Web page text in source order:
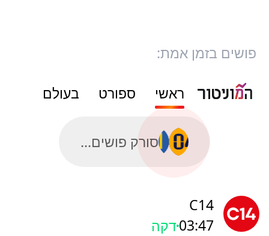
פושים בזמן אמת:
ראשי ספורט בעולם
סורק פושים...
C14
03:47דקה